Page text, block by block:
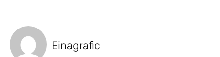
Einagrafic